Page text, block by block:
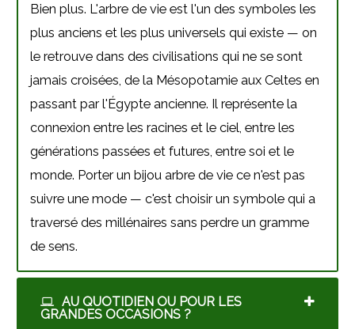
Bien plus. L'arbre de vie est l'un des symboles les
plus anciens et les plus universels qui existe — on
le retrouve dans des civilisations qui ne se sont
jamais croisées, de la Mésopotamie aux Celtes en
passant par l'Égypte ancienne. Il représente la
connexion entre les racines et le ciel, entre les
générations passées et futures, entre soi et le
monde. Porter un bijou arbre de vie ce n'est pas
suivre une mode — c'est choisir un symbole qui a
traversé des millénaires sans perdre un gramme
de sens.
AU QUOTIDIEN OU POUR LES
GRANDES OCCASIONS ?